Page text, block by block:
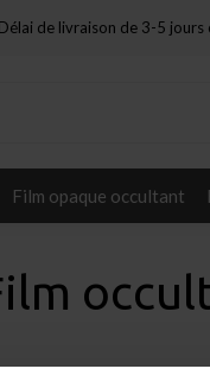
Délai de livraison de 3-5 jours
Film opaque occultant